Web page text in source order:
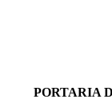
PORTARIA